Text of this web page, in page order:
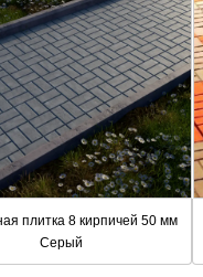
плитка 8 кирпичей 50 мм
Серый